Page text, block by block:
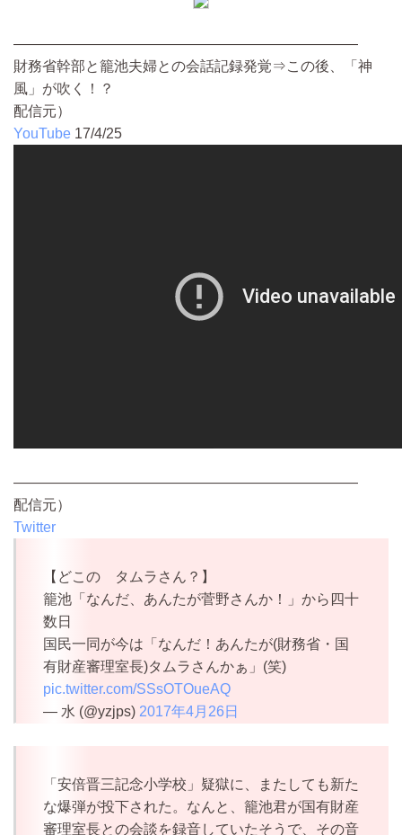
————————————————————————
財務省幹部と籠池夫婦との会話記録発覚⇒この後、「神
風」が吹く！？
配信元）
YouTube 17/4/25
————————————————————————
配信元）
Twitter
【どこの タムラさん？】
籠池「なんだ、あんたが菅野さんか！」から四十
数日
国民一同が今は「なんだ！あんたが(財務省・国
有財産審理室長)タムラさんかぁ」(笑)
pic.twitter.com/SSsOTOueAQ
— 水 (@yzjps) 2017年4月26日
「安倍晋三記念小学校」疑獄に、またしても新た
な爆弾が投下された。なんと、籠池君が国有財産
審理室長との会談を録音していたそうで、その音